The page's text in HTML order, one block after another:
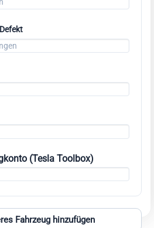
(Tesla Toolbox)
Fahrzeug hinzufügen